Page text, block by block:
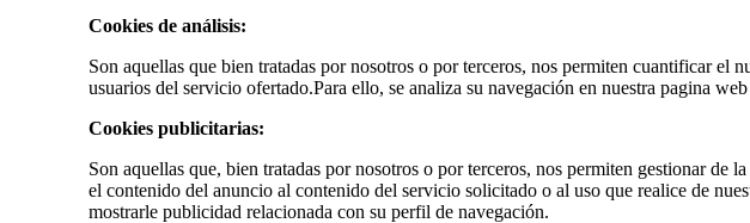
Cookies de análisis:
Son aquellas que bien tratadas por nosotros o por terceros, nos permiten cuantificar
usuarios del servicio ofertado.Para ello, se analiza su navegación en nuestra pagina
Cookies publicitarias:
Son aquellas que, bien tratadas por nosotros o por terceros, nos permiten gestionar
el contenido del anuncio al contenido del servicio solicitado o al uso que realice de
mostrarle publicidad relacionada con su perfil de navegación.